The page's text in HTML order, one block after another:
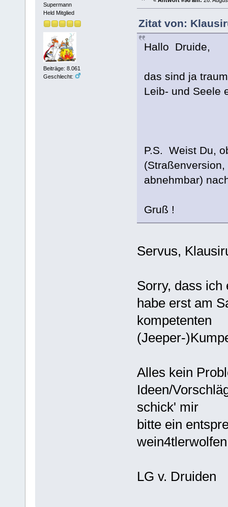
Supermann
Held Mitglied
Beiträge: 8.061
Geschlecht:
Zitat von:
Hallo Druide,
das sind ja
Leib- und Seele
P.S. Weist Du,
abnehmbar)
Gruß !
Servus,
Sorry, dass ich
habe erst am
kompetenten
(Jeeper-
Alles kein
Ideen/
schick' mir
bitte ein
LG v. Druiden